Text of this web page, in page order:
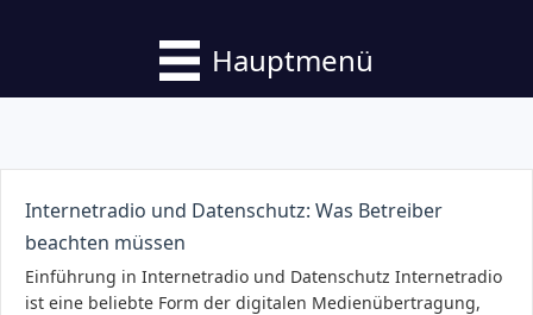
Hauptmenü
Internetradio und Datenschutz: Was Betreiber
beachten müssen
Einführung in Internetradio und Datenschutz Internetradio
ist eine beliebte Form der digitalen Medienübertragung,